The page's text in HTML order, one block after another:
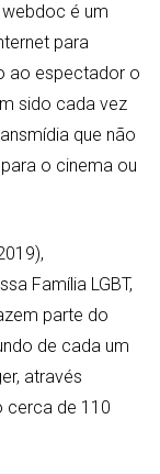
é um
para
ao espectador o
sido cada vez
que não
o cinema ou
Família LGBT,
parte do
de cada um
através
cerca de 110